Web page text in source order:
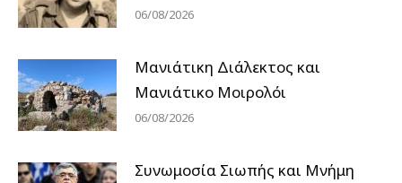
06/08/2026
Μανιάτικη Διάλεκτος και
Μανιάτικο Μοιρολόι
06/08/2026
Συνωμοσία Σιωπής και Μνήμη